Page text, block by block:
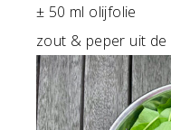
± 50 ml olijfolie
zout & peper uit de